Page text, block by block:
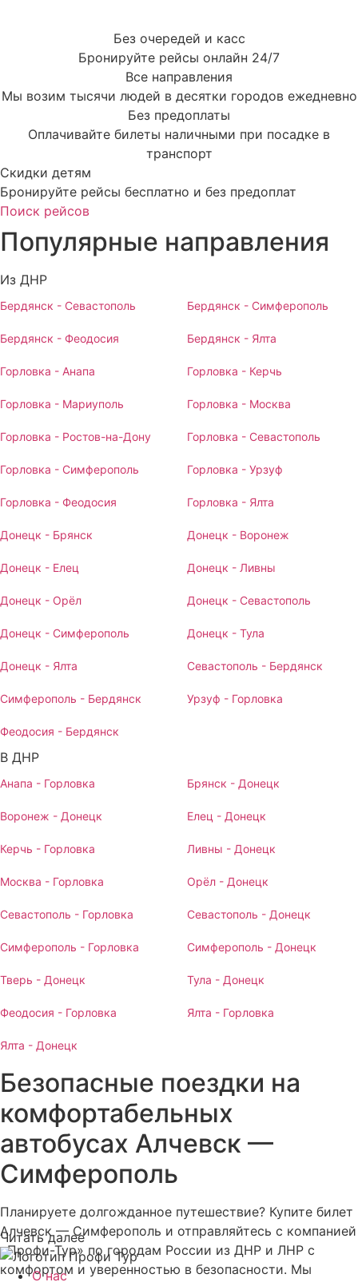
Без очередей и касс
Бронируйте рейсы онлайн 24/7
Все направления
Мы возим тысячи людей в десятки городов ежедневно
Без предоплаты
Оплачивайте билеты наличными при посадке в
транспорт
Скидки детям
Бронируйте рейсы бесплатно и без предоплат
Поиск рейсов
Популярные направления
Из ДНР
Бердянск - Севастополь Бердянск - Симферополь
Бердянск - Феодосия Бердянск - Ялта
Горловка - Анапа Горловка - Керчь
Горловка - Мариуполь Горловка - Москва
Горловка - Ростов-на-Дону Горловка - Севастополь
Горловка - Симферополь Горловка - Урзуф
Горловка - Феодосия Горловка - Ялта
Донецк - Брянск Донецк - Воронеж
Донецк - Елец Донецк - Ливны
Донецк - Орёл Донецк - Севастополь
Донецк - Симферополь Донецк - Тула
Донецк - Ялта Севастополь - Бердянск
Симферополь - Бердянск Урзуф - Горловка
Феодосия - Бердянск
В ДНР
Анапа - Горловка Брянск - Донецк
Воронеж - Донецк Елец - Донецк
Керчь - Горловка Ливны - Донецк
Москва - Горловка Орёл - Донецк
Севастополь - Горловка Севастополь - Донецк
Симферополь - Горловка Симферополь - Донецк
Тверь - Донецк Тула - Донецк
Феодосия - Горловка Ялта - Горловка
Ялта - Донецк
Безопасные поездки на
комфортабельных
автобусах Алчевск —
Симферополь
Планируете долгожданное путешествие? Купите билет
Алчевск — Симферополь и отправляйтесь с компанией
«Профи-Тур» по городам России из ДНР и ЛНР с
комфортом и уверенностью в безопасности. Мы
Читать далее
О нас